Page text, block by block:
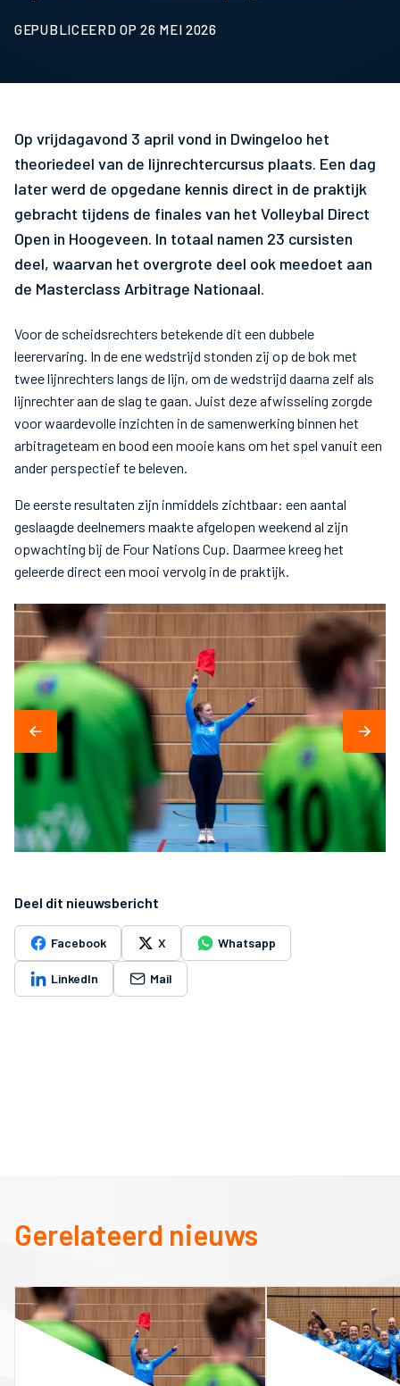
GEPUBLICEERD OP 26 MEI 2026
Op vrijdagavond 3 april vond in Dwingeloo het
theoriedeel van de lijnrechtercursus plaats. Een dag
later werd de opgedane kennis direct in de praktijk
gebracht tijdens de finales van het Volleybal Direct
Open in Hoogeveen. In totaal namen 23 cursisten
deel, waarvan het overgrote deel ook meedoet aan
de Masterclass Arbitrage Nationaal.
Voor de scheidsrechters betekende dit een dubbele
leerervaring. In de ene wedstrijd stonden zij op de bok met
twee lijnrechters langs de lijn, om de wedstrijd daarna zelf als
lijnrechter aan de slag te gaan. Juist deze afwisseling zorgde
voor waardevolle inzichten in de samenwerking binnen het
arbitrageteam en bood een mooie kans om het spel vanuit een
ander perspectief te beleven.
De eerste resultaten zijn inmiddels zichtbaar: een aantal
geslaagde deelnemers maakte afgelopen weekend al zijn
opwachting bij de Four Nations Cup. Daarmee kreeg het
geleerde direct een mooi vervolg in de praktijk.
Deel dit nieuwsbericht
Facebook X Whatsapp
LinkedIn Mail
Gerelateerd nieuws